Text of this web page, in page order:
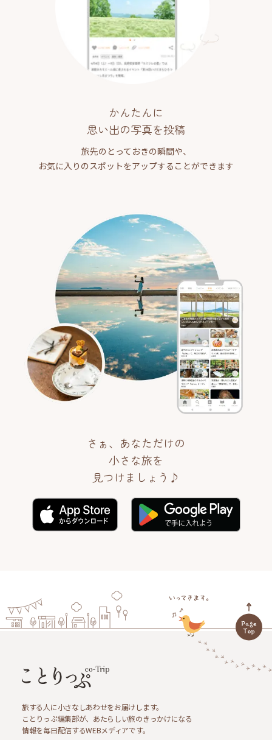
かんたんに
思い出の写真を投稿
旅先のとっておきの瞬間や、
お気に入りのスポットをアップすることができます
さぁ、あなただけの
小さな旅を
見つけましょう♪
旅する人に小さなしあわせをお届けします。
ことりっぷ編集部が、あたらしい旅のきっかけになる
情報を毎日配信するWEBメディアです。